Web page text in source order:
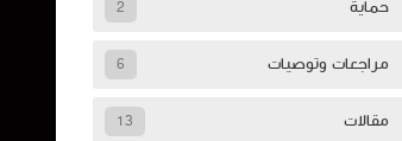
حماية 2
مراجعات وتوصيات 6
مقالات 13